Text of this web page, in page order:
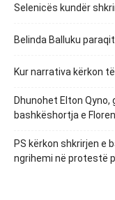
Selenicës kundër
Belinda Balluku
Kur narrativa kërkon
Dhunohet Elton
bashkëshortja e
PS kërkon shkrirjen e
ngrihemi në protestë